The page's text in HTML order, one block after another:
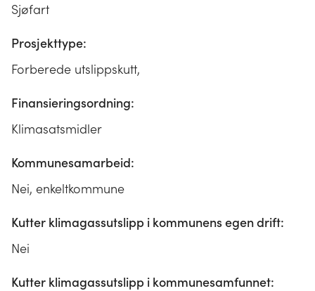
Sjøfart
Prosjekttype:
Forberede utslippskutt,
Finansieringsordning:
Klimasatsmidler
Kommunesamarbeid:
Nei, enkeltkommune
Kutter klimagassutslipp i kommunens egen drift:
Nei
Kutter klimagassutslipp i kommunesamfunnet: